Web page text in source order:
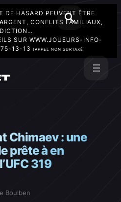
DE HASARD PEUVENT ÊTRE
CONFLITS FAMILIAUX,
SUR WWW.JOUEURS-INFO-
13-13 (APPEL NON SURTAXÉ)
Chimaev : une
prête à en
319
Boulben